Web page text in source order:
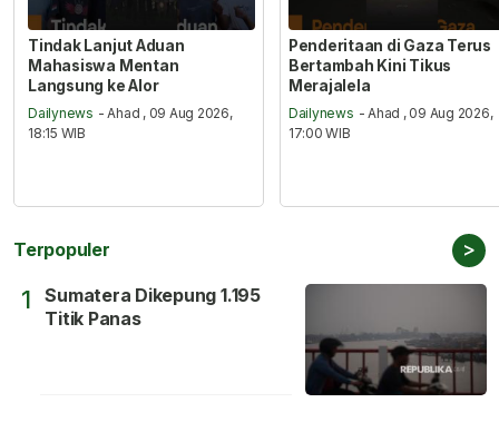
Tindak Lanjut Aduan
Mahasiswa Mentan
Langsung ke Alor
Dailynews - Ahad , 09 Aug 2026,
18:15 WIB
Penderitaan di Gaza Terus
Bertambah Kini Tikus
Merajalela
Dailynews - Ahad , 09 Aug 2026,
17:00 WIB
Terpopuler >
1
Sumatera Dikepung 1.195
Titik Panas